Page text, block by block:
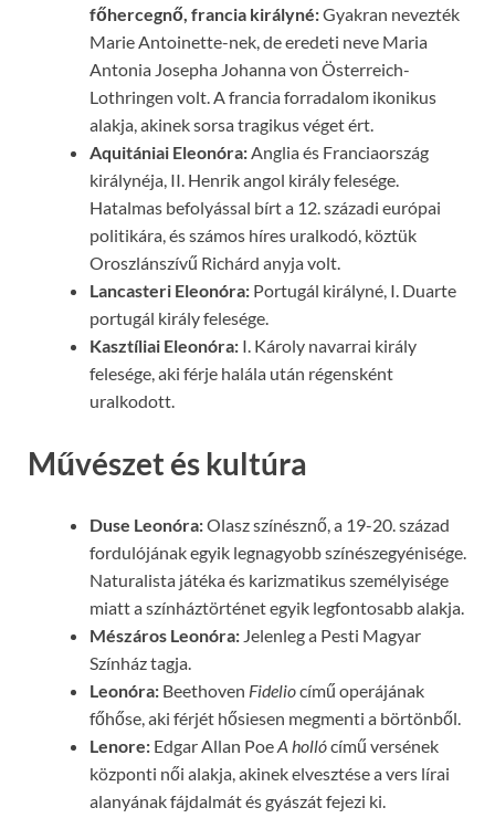
főhercegnő, francia királyné:Gyakran nevezték
Marie Antoinette-nek, de eredeti neve Maria
Antonia Josepha Johanna von Österreich-
Lothringen volt. A francia forradalom ikonikus
alakja, akinek sorsa tragikus véget ért.
Aquitániai Eleonóra:Anglia és Franciaország
királynéja, II. Henrik angol király felesége.
Hatalmas befolyással bírt a 12. századi európai
politikára, és számos híres uralkodó, köztük
Oroszlánszívű Richárd anyja volt.
Lancasteri Eleonóra: Portugál királyné, I. Duarte
portugál király felesége.
Kasztíliai Eleonóra: I. Károly navarrai király
felesége, aki férje halála után régensként
uralkodott.
Művészet és kultúra
Duse Leonóra:Olasz színésznő, a 19-20. század
fordulójának egyik legnagyobb színészegyénisége.
Naturalista játéka és karizmatikus személyisége
miatt a színháztörténet egyik legfontosabb alakja.
Mészáros Leonóra: Jelenleg a Pesti Magyar
Színház tagja.
Leonóra: Beethoven Fideliocímű operájának
főhőse, aki férjét hősiesen megmenti a börtönből.
Lenore: Edgar Allan PoeA hollócímű versének
központi női alakja, akinek elvesztése a vers lírai
alanyának fájdalmát és gyászát fejezi ki.